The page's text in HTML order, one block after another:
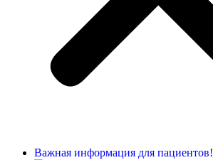
Важная информация для пациентов!